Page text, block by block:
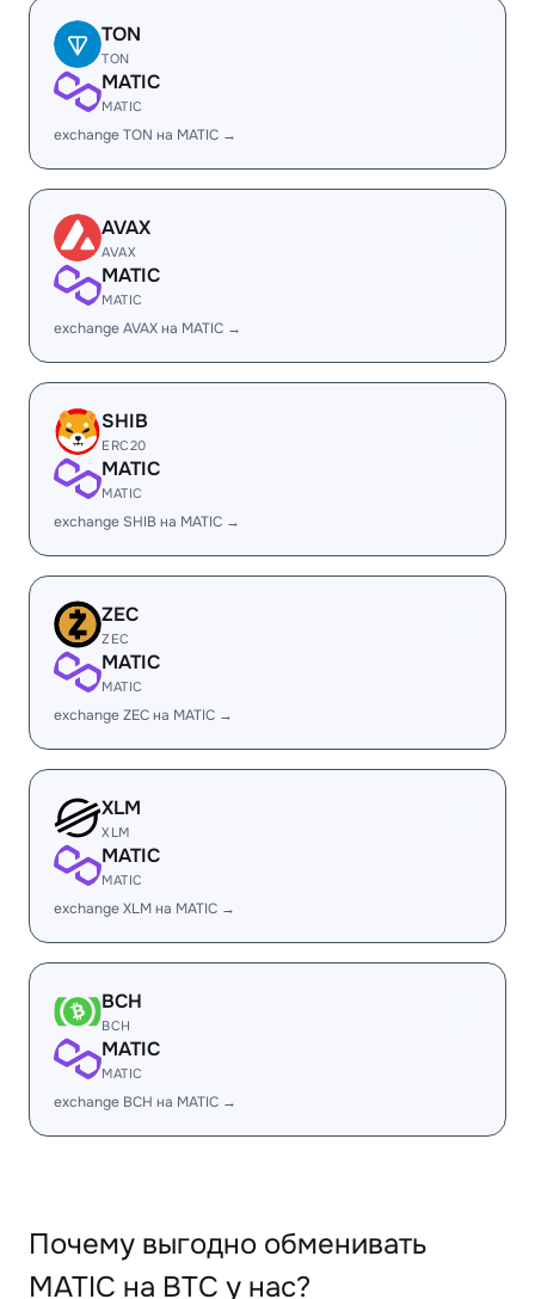
TON
TON
MATIC
MATIC
exchange TON на MATIC →
AVAX
AVAX
MATIC
MATIC
exchange AVAX на MATIC →
SHIB
ERC20
MATIC
MATIC
exchange SHIB на MATIC →
ZEC
ZEC
MATIC
MATIC
exchange ZEC на MATIC →
XLM
XLM
MATIC
MATIC
exchange XLM на MATIC →
BCH
BCH
MATIC
MATIC
exchange BCH на MATIC →
Почему выгодно обменивать
MATIC на BTC у нас?